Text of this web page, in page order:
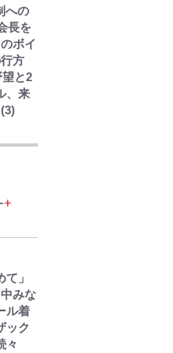
への
長を
ボイ
方
望と2
、来
アー
キン
快適
の順
コツ
」
て」
みな
ル着
ック
々